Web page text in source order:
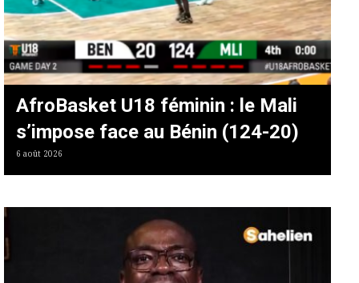
AfroBasket U18 féminin : le Mali
s’impose face au Bénin (124-20)
6 août 2026